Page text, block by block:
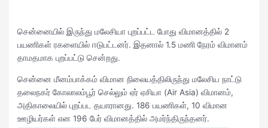
சென்னையில் இருந்து மலேசியா புறப்பட்ட போது விமானத்தில் 2
பயணிகள் ரகளையில் ஈடுபட்டனர். இதனால் 1.5 மணி நேரம் விமானம்
தாமதமாக புறப்பட்டு சென்றது.
சென்னை மீனம்பாக்கம் விமான நிலையத்திலிருந்து மலேசிய நாட்டு
தலைநகர் கோலாலம்பூர் செல்லும் ஏர் ஏசியா (Air Asia) விமானம்,
அதிகாலையில் புறப்பட தயாரானது. 186 பயணிகள், 10 விமான
ஊழியர்கள் என 196 பேர் விமானத்தில் அமர்ந்திருந்தனர்.